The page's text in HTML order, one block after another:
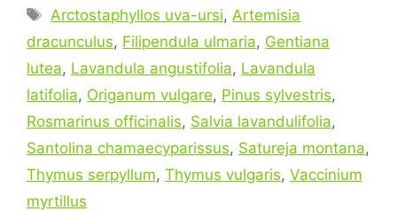
Tags
Arctostaphyllos uva-ursi,Artemisia
dracunculus, Filipendula ulmaria, Gentiana
lutea, Lavandula angustifolia, Lavandula
latifolia, Origanum vulgare, Pinus sylvestris,
Rosmarinus officinalis, Salvia lavandulifolia,
Santolina chamaecyparissus, Satureja montana,
Thymus serpyllum, Thymus vulgaris, Vaccinium
myrtillus